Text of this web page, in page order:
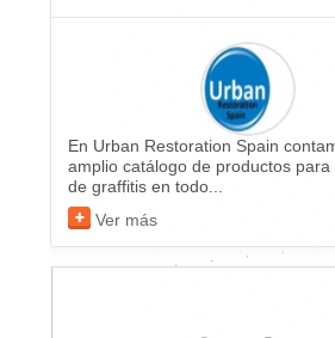
En Urban Restoration Spain
amplio catálogo de productos para
de graffitis en todo...
Ver más